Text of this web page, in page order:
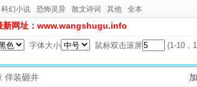
科幻小说 恐怖灵异 散文诗词 其他 全本
新网址：www.wangshugu.info
字体大小 鼠标双击滚屏 (1-10，
佯装砸井